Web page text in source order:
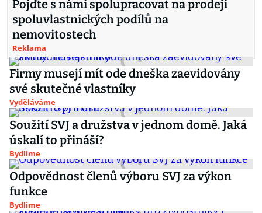
Pojďte s námi spolupracovat na prodeji
spoluvlastnických podílů na
nemovitostech
Reklama
Firmy musejí mít ode dneška zaevidovány
své skutečné vlastníky
Vyděláváme
Soužití SVJ a družstva v jednom domě. Jaká
úskalí to přináší?
Bydlíme
Odpovědnost členů výboru SVJ za výkon
funkce
Bydlíme